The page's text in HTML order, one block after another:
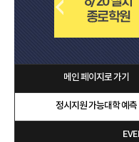
메인 페이지로 가기
정시지원 가능대학 예측